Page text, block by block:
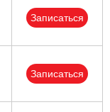
Записаться
Записаться